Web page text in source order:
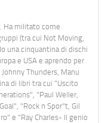
Ha militato come
(tra cui Not Moving,
una cinquantina di dischi
e USA e aprendo per
Thunders, Manu
di libri tra cui "Uscito
"Paul Weller,
"Rock n Spor"t, Gil
e "Ray Charles- Il genio